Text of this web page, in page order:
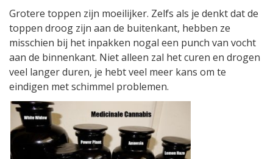
Grotere toppen zijn moeilijker. Zelfs als je denkt dat de
toppen droog zijn aan de buitenkant, hebben ze
misschien bij het inpakken nogal een punch van vocht
aan de binnenkant. Niet alleen zal het curen en drogen
veel langer duren, je hebt veel meer kans om te
eindigen met schimmel problemen.